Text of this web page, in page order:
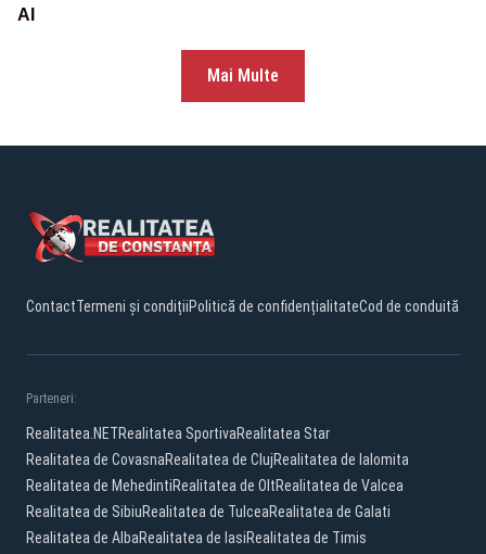
AI
Mai Multe
ContactTermeni și condițiiPolitică de confidențialitateCod de conduită
Parteneri:
Realitatea.NETRealitatea SportivaRealitatea Star
Realitatea de CovasnaRealitatea de ClujRealitatea de Ialomita
Realitatea de MehedintiRealitatea de OltRealitatea de Valcea
Realitatea de SibiuRealitatea de TulceaRealitatea de Galati
Realitatea de AlbaRealitatea de IasiRealitatea de Timis